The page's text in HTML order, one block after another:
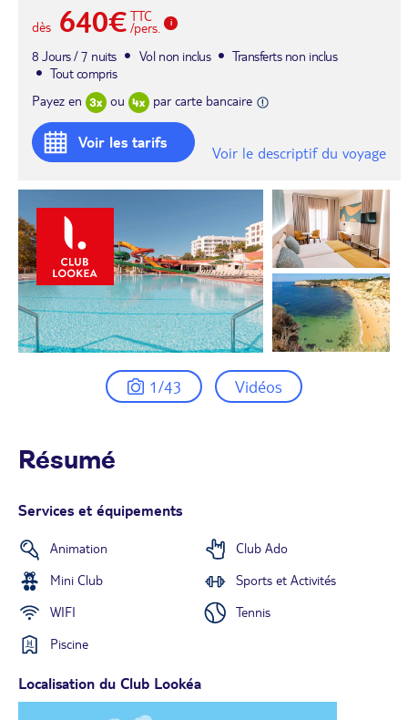
dès 640€ TTC
/pers.
8 Jours / 7 nuits
Vol non inclus
Transferts non inclus
Tout compris
Payez en
ou par carte bancaire
Voir les tarifs
Voir le descriptif du voyage
1/43 Vidéos
Résumé
Services et équipements
Animation
Club Ado
Mini Club
Sports et Activités
WIFI
Tennis
Piscine
Localisation du Club Lookéa